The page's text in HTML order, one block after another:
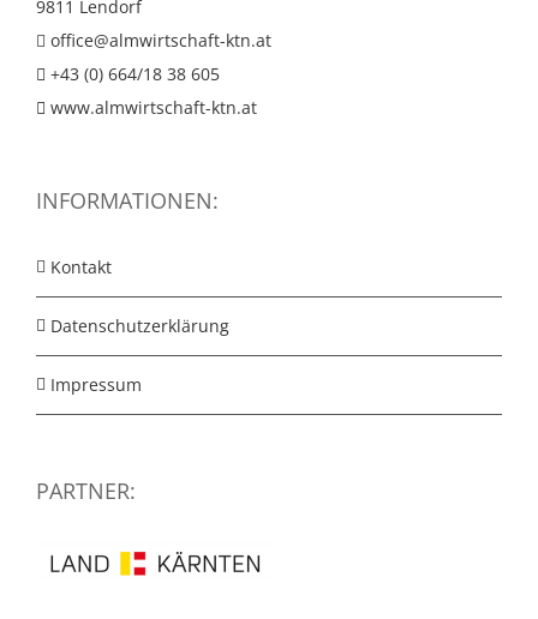
9811 Lendorf
office@almwirtschaft-ktn.at
+43 (0) 664/18 38 605
www.almwirtschaft-ktn.at
INFORMATIONEN:
Kontakt
Datenschutzerklärung
Impressum
PARTNER: